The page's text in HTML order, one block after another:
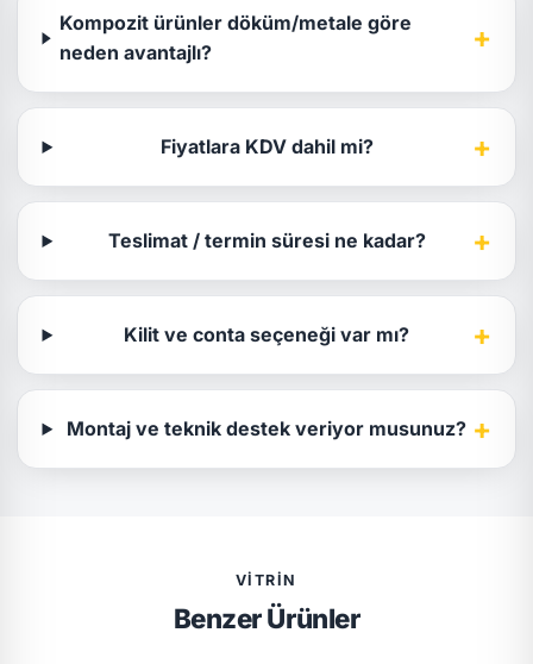
Kompozit ürünler döküm/metale göre
neden avantajlı?
+
Fiyatlara KDV dahil mi? +
Teslimat / termin süresi ne kadar? +
Kilit ve conta seçeneği var mı? +
Montaj ve teknik destek veriyor musunuz? +
VITRIN
Benzer Ürünler